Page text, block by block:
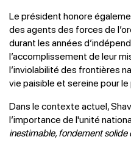
Le président honore
des agents des forces de
durant les années
l’accomplissement de leur
l’inviolabilité des frontières
vie paisible et sereine pour le
Dans le contexte actuel,
l’importance de l'unité
inestimable, fondement